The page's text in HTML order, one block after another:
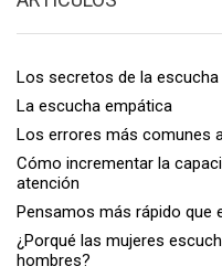
Los secretos de la
La escucha empática
Los errores más comunes
Cómo incrementar la
atención
Pensamos más rápido que
¿Porqué las mujeres
hombres?